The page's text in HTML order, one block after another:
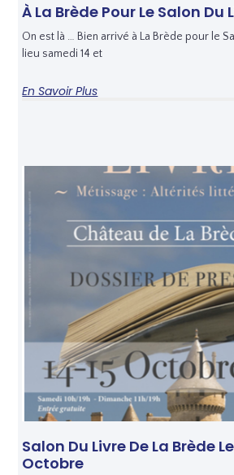
À La Brède Pour Le Salon Du
On est là … Bien arrivé à La Brède pour le
lieu samedi 14 et
En Savoir Plus
Salon Du Livre De La Brède
Octobre